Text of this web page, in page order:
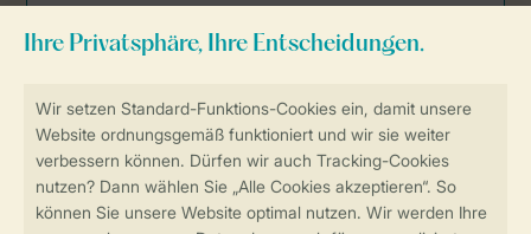
Sicher und schnell zur Online-Buchung
Sichere Datenübertragung
Sicheres Bezahlen